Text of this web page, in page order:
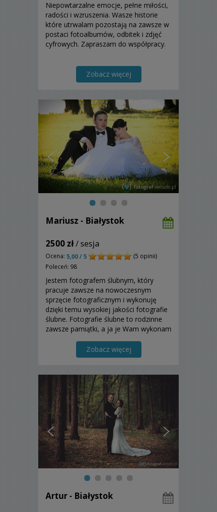
Niepowtarzalne emocje, pełne miłości,
radości i wzruszenia. Wasze historie
które utrwalam pozostają na zawsze w
postaci fotoalbumów, odbitek i zdjęć
cyfrowych. Zapraszam do współpracy.
Zobacz więcej
Mariusz - Białystok
2500 zł/ sesja
Ocena: 5,00 / 5
(5 opinii)
Poleceń: 98
Jestem fotografem ślubnym, który
pracuje zawsze na nowoczesnym
sprzęcie fotograficznym i wykonuję
dzięki temu wysokiej jakości fotografie
ślubne. Fotografie ślubne to rodzinne
zawsze pamiątki, a ja je Wam wykonam
Zobacz więcej
Artur - Białystok